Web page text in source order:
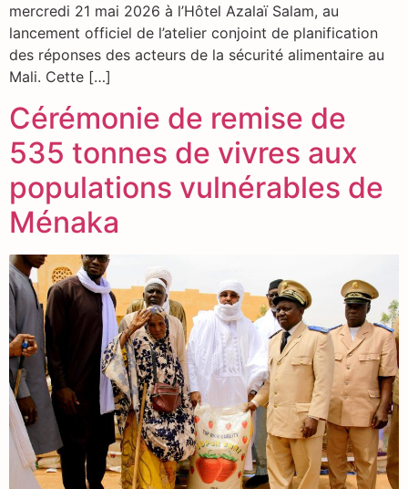
mercredi 21 mai 2026 à l’Hôtel Azalaï Salam, au
lancement officiel de l’atelier conjoint de planification
des réponses des acteurs de la sécurité alimentaire au
Mali. Cette […]
Cérémonie de remise de
535 tonnes de vivres aux
populations vulnérables de
Ménaka